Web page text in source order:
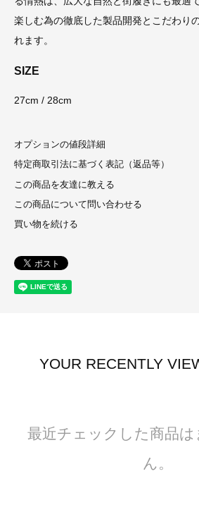
楽しむ為の徹底した製品開発とこだわり
れます。
SIZE
27cm / 28cm
オプションの値段詳細
特定商取引法に基づく表記（返品等）
この商品を友達に教える
この商品について問い合わせる
買い物を続ける
YOUR RECENTLY
最近チェックした商品
ん。